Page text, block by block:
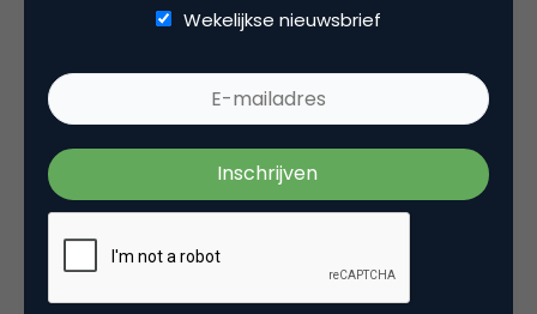
Waarom customer-centric verhalen van banken
weinig te maken hebben met de klantIk zat deze
week naar een keynote te luisteren…
Wekelijkse nieuwsbrief